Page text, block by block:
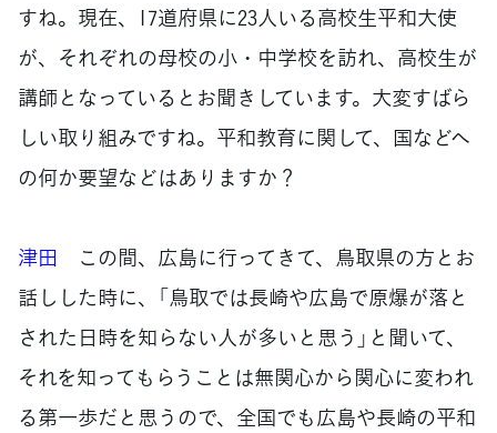
すね。現在、17道府県に23人いる高校生平和大使
が、それぞれの母校の小・中学校を訪れ、高校生が
講師となっているとお聞きしています。大変すばら
しい取り組みですね。平和教育に関して、国などへ
の何か要望などはありますか？
津田 この間、広島に行ってきて、鳥取県の方とお
話しした時に、「鳥取では長崎や広島で原爆が落と
された日時を知らない人が多いと思う」と聞いて、
それを知ってもらうことは無関心から関心に変われ
る第一歩だと思うので、全国でも広島や長崎の平和